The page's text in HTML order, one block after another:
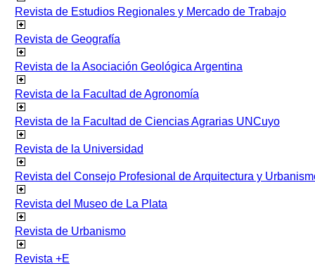
Revista de Estudios Regionales y Mercado de Trabajo
Revista de Geografía
Revista de la Asociación Geológica Argentina
Revista de la Facultad de Agronomía
Revista de la Facultad de Ciencias Agrarias UNCuyo
Revista de la Universidad
Revista del Consejo Profesional de Arquitectura y
Revista del Museo de La Plata
Revista de Urbanismo
Revista +E